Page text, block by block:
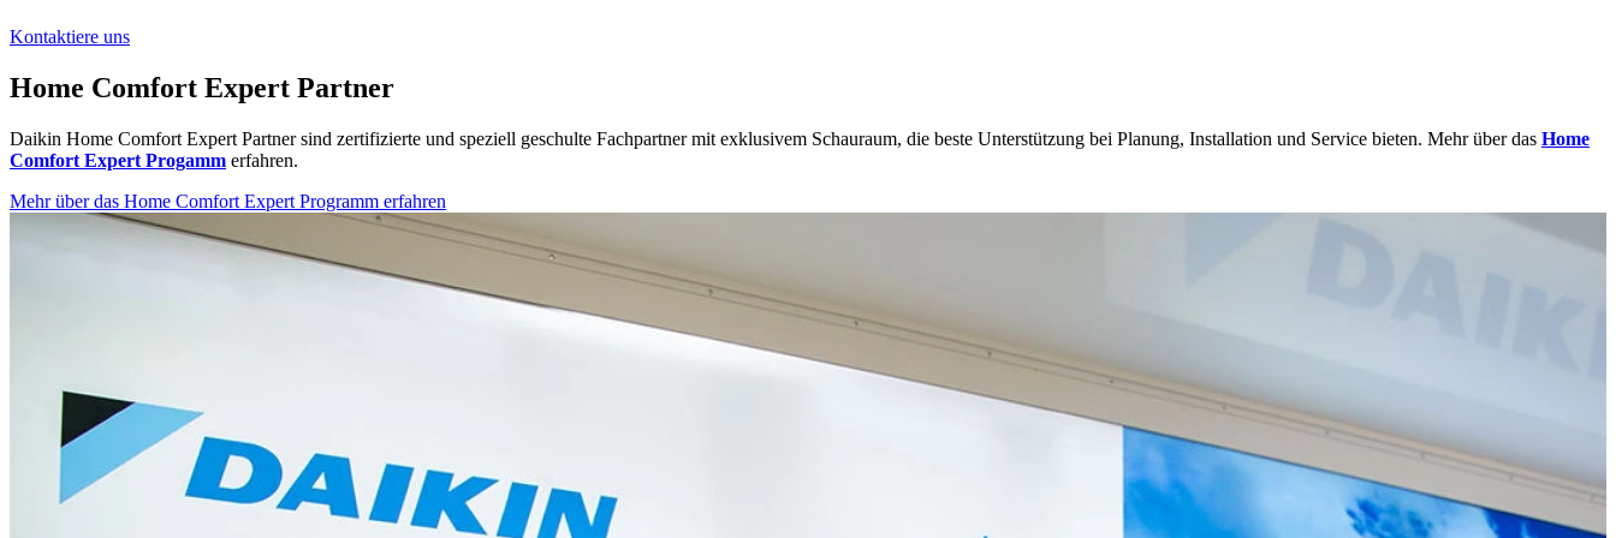
Kontaktiere uns
Home Comfort Expert Partner
Daikin Home Comfort Expert Partner sind zertifizierte und speziell geschulte Fachpartner mit exklusivem Schauraum, die beste Unterstützung bei Planung, Installation und Service bieten. Mehr über das Home
Comfort Expert Progamm erfahren.
Mehr über das Home Comfort Expert Programm erfahren